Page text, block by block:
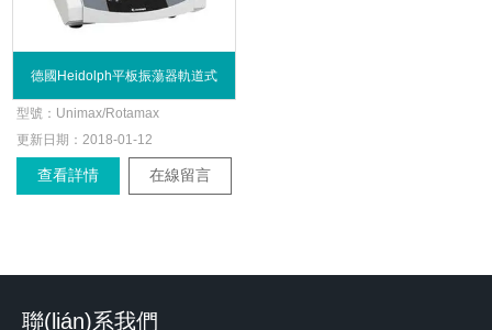
德國Heidolph平板振蕩器軌道式
型號： Unimax/Rotamax
更新日期：2018-01-12
查看詳情 在線留言
聯(lián)系我們